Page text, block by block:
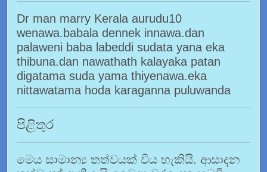
Dr man marry Kerala aurudu10
wenawa.babala dennek innawa.dan
palaweni baba labeddi sudata yana eka
thibuna.dan nawathath kalayaka patan
digatama suda yama thiyenawa.eka
nittawatama hoda karaganna puluwanda
පිළිතුර
මෙය සාමාන්‍ය තත්වයක් විය හැකියි. ආසාදන